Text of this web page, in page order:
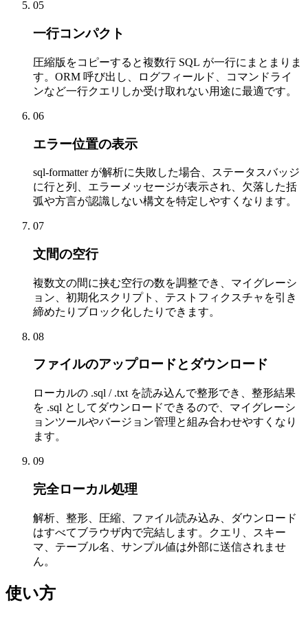
05
一行コンパクト
圧縮版をコピーすると複数行 SQL が一行にまとまりま
す。ORM 呼び出し、ログフィールド、コマンドライ
ンなど一行クエリしか受け取れない用途に最適です。
06
エラー位置の表示
sql-formatter が解析に失敗した場合、ステータスバッジ
に行と列、エラーメッセージが表示され、欠落した括
弧や方言が認識しない構文を特定しやすくなります。
07
文間の空行
複数文の間に挟む空行の数を調整でき、マイグレーシ
ョン、初期化スクリプト、テストフィクスチャを引き
締めたりブロック化したりできます。
08
ファイルのアップロードとダウンロード
ローカルの .sql / .txt を読み込んで整形でき、整形結果
を .sql としてダウンロードできるので、マイグレーシ
ョンツールやバージョン管理と組み合わせやすくなり
ます。
09
完全ローカル処理
解析、整形、圧縮、ファイル読み込み、ダウンロード
はすべてブラウザ内で完結します。クエリ、スキー
マ、テーブル名、サンプル値は外部に送信されませ
ん。
使い方